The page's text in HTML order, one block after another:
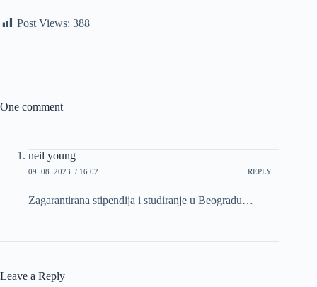
Post Views: 388
One comment
neil young
09. 08. 2023. / 16:02 REPLY
Zagarantirana stipendija i studiranje u Beogradu…
Leave a Reply